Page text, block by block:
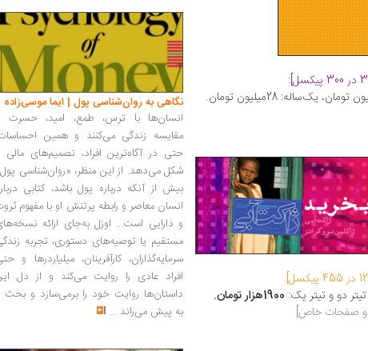
دو و تیتر یک: 1900هزار تومان.
و صفحات خاص]
نگاهی به روان‌شناسی پول | ایما موسی‌زاده
انسان‌ها با ترس، طمع، امید، حسرت
مقایسه زندگی می‌کنند و همین
حتی در آگاه‌ترین افراد، تصمیم‌های مالی
شکل می‌دهد. از این منظر، «روان‌شناسی
بیش از آنکه درباره پول باشد، کتابی
انسان معاصر و رابطه پرتنش او با مفهوم
و دارایی است... اوزل به‌جای ارائه
مستقیم یا توصیه‌های دستوری، تجربه
سرمایه‌گذاران، کارآفرینان، میلیاردرها و
افراد عادی را روایت می‌کند و از دل
داستان‌ها روایت خود را برمی‌سازد و بحث
به پیش می‌راند ...